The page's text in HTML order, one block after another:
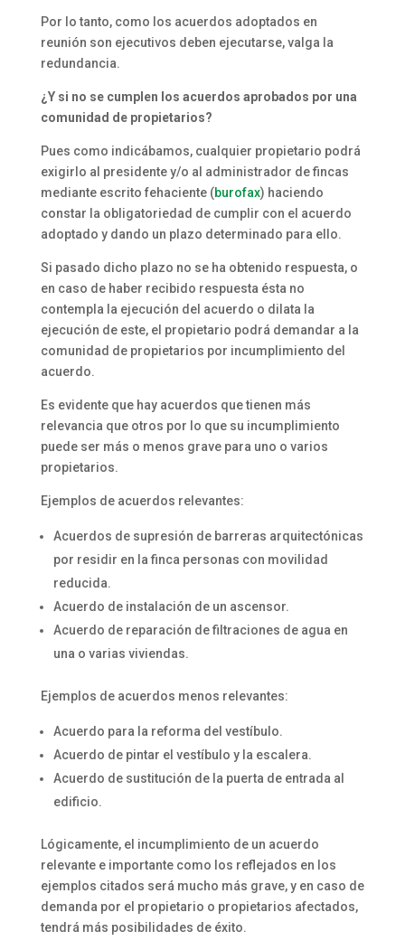
Por lo tanto, como los acuerdos adoptados en
reunión son ejecutivos deben ejecutarse, valga la
redundancia.
¿Y si no se cumplen los acuerdos aprobados por una
comunidad de propietarios?
Pues como indicábamos, cualquier propietario podrá
exigirlo al presidente y/o al administrador de fincas
mediante escrito fehaciente (burofax) haciendo
constar la obligatoriedad de cumplir con el acuerdo
adoptado y dando un plazo determinado para ello.
Si pasado dicho plazo no se ha obtenido respuesta, o
en caso de haber recibido respuesta ésta no
contempla la ejecución del acuerdo o dilata la
ejecución de este, el propietario podrá demandar a la
comunidad de propietarios por incumplimiento del
acuerdo.
Es evidente que hay acuerdos que tienen más
relevancia que otros por lo que su incumplimiento
puede ser más o menos grave para uno o varios
propietarios.
Ejemplos de acuerdos relevantes:
Acuerdos de supresión de barreras arquitectónicas
por residir en la finca personas con movilidad
reducida.
Acuerdo de instalación de un ascensor.
Acuerdo de reparación de filtraciones de agua en
una o varias viviendas.
Ejemplos de acuerdos menos relevantes:
Acuerdo para la reforma del vestíbulo.
Acuerdo de pintar el vestíbulo y la escalera.
Acuerdo de sustitución de la puerta de entrada al
edificio.
Lógicamente, el incumplimiento de un acuerdo
relevante e importante como los reflejados en los
ejemplos citados será mucho más grave, y en caso de
demanda por el propietario o propietarios afectados,
tendrá más posibilidades de éxito.